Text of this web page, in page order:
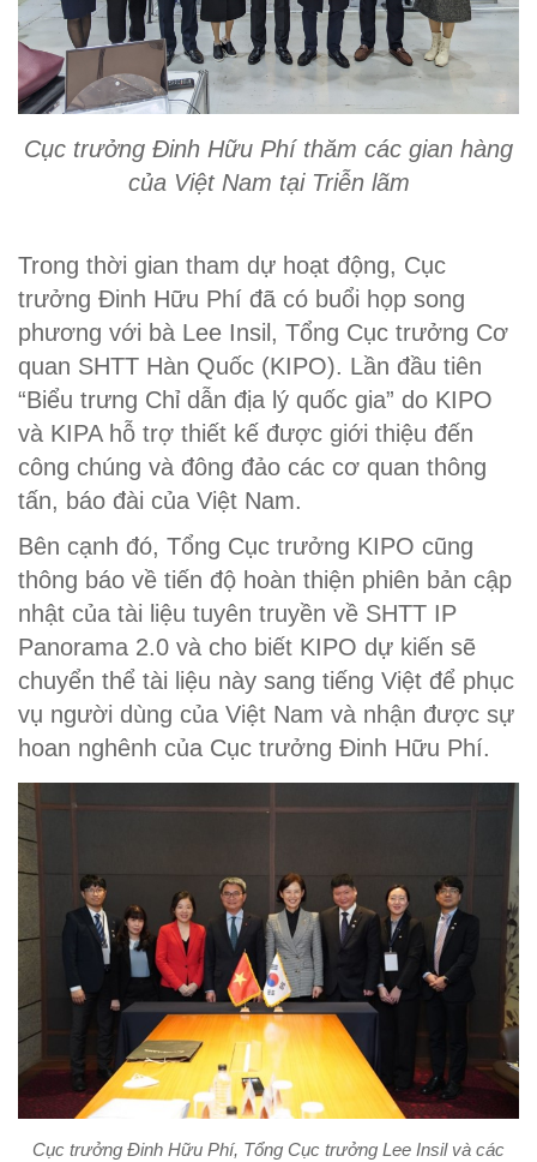
Cục trưởng Đinh Hữu Phí thăm các gian hàng
của Việt Nam tại Triễn lãm
Trong thời gian tham dự hoạt động, Cục
trưởng Đinh Hữu Phí đã có buổi họp song
phương với bà Lee Insil, Tổng Cục trưởng Cơ
quan SHTT Hàn Quốc (KIPO). Lần đầu tiên
“Biểu trưng Chỉ dẫn địa lý quốc gia” do KIPO
và KIPA hỗ trợ thiết kế được giới thiệu đến
công chúng và đông đảo các cơ quan thông
tấn, báo đài của Việt Nam.
Bên cạnh đó, Tổng Cục trưởng KIPO cũng
thông báo về tiến độ hoàn thiện phiên bản cập
nhật của tài liệu tuyên truyền về SHTT IP
Panorama 2.0 và cho biết KIPO dự kiến sẽ
chuyển thể tài liệu này sang tiếng Việt để phục
vụ người dùng của Việt Nam và nhận được sự
hoan nghênh của Cục trưởng Đinh Hữu Phí.
Cục trưởng Đinh Hữu Phí, Tổng Cục trưởng Lee Insil và các